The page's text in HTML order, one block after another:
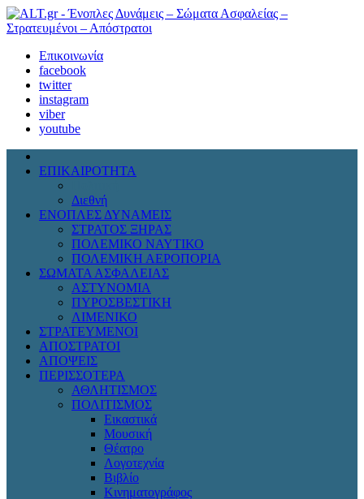
Επικοινωνία
facebook
twitter
instagram
viber
youtube
ΕΠΙΚΑΙΡΟΤΗΤΑ
Διεθνή
ΕΝΟΠΛΕΣ ΔΥΝΑΜΕΙΣ
ΣΤΡΑΤΟΣ ΞΗΡΑΣ
ΠΟΛΕΜΙΚΟ ΝΑΥΤΙΚΟ
ΠΟΛΕΜΙΚΗ ΑΕΡΟΠΟΡΙΑ
ΣΩΜΑΤΑ ΑΣΦΑΛΕΙΑΣ
ΑΣΤΥΝΟΜΙΑ
ΠΥΡΟΣΒΕΣΤΙΚΗ
ΛΙΜΕΝΙΚΟ
ΣΤΡΑΤΕΥΜΕΝΟΙ
ΑΠΟΣΤΡΑΤΟΙ
ΑΠΟΨΕΙΣ
ΠΕΡΙΣΣΟΤΕΡΑ
ΑΘΛΗΤΙΣΜΟΣ
ΠΟΛΙΤΙΣΜΟΣ
Εικαστικά
Μουσική
Θέατρο
Λογοτεχνία
Βιβλίο
Κινηματογράφος